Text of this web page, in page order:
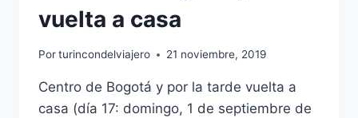
vuelta a casa
Porturincondelviajero 21 noviembre, 2019
Centro de Bogotá y por la tarde vuelta a
casa (día 17: domingo, 1 de septiembre de